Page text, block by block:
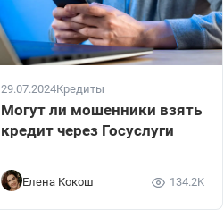
29.07.2024Кредиты
Могут ли мошенники взять
кредит через Госуслуги
Елена Кокош 134.2K